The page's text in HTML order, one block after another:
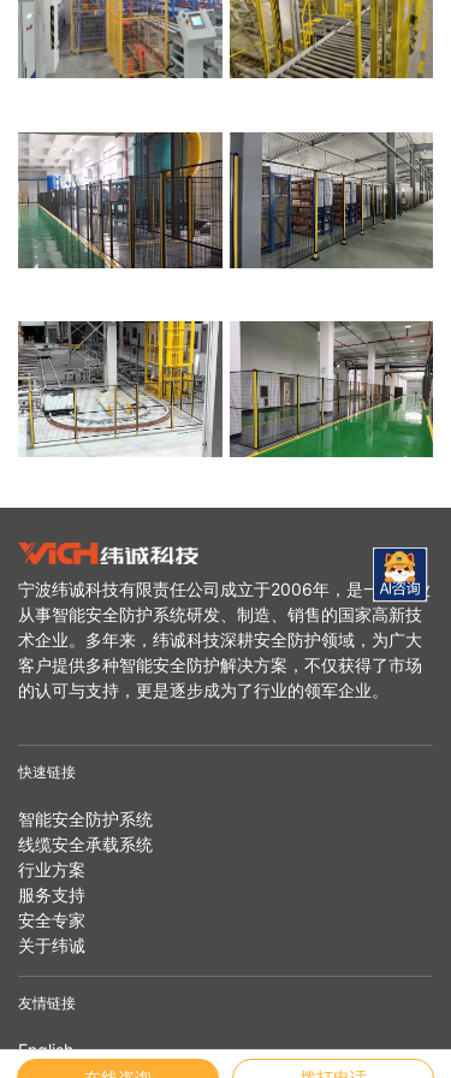
宁波纬诚科技有限责任公司成立于2006年，是一家专业
从事智能安全防护系统研发、制造、销售的国家高新技
术企业。多年来，纬诚科技深耕安全防护领域，为广大
客户提供多种智能安全防护解决方案，不仅获得了市场
的认可与支持，更是逐步成为了行业的领军企业。
快速链接
智能安全防护系统
线缆安全承载系统
行业方案
服务支持
安全专家
关于纬诚
友情链接
English